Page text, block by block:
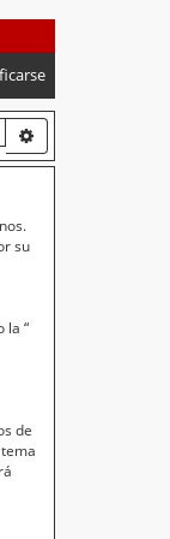
BUSCAR
su
la “
de